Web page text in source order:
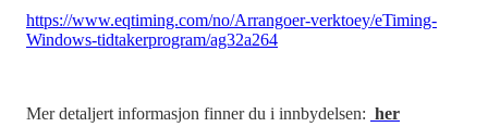
https://www.eqtiming.com/no/Arrangoer-verktoey/eTiming-
Windows-tidtakerprogram/ag32a264
Mer detaljert informasjon finner du i innbydelsen: her